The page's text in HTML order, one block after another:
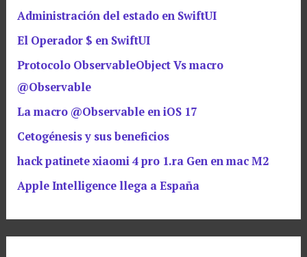
Administración del estado en SwiftUI
El Operador $ en SwiftUI
Protocolo ObservableObject Vs macro
@Observable
La macro @Observable en iOS 17
Cetogénesis y sus beneficios
hack patinete xiaomi 4 pro 1.ra Gen en mac M2
Apple Intelligence llega a España